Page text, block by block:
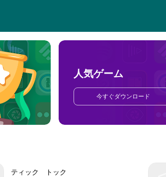
人気ゲーム
今すぐダウンロード
ティック トック